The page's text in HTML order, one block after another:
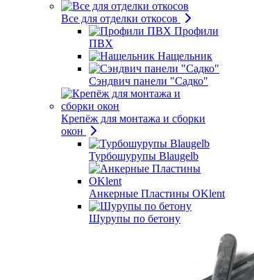
Все для отделки откосов
Профили
ПВХ
Нащельник
Сэндвич панели "Садко"
Крепёж для монтажа и сборки
окон
Турбошурупы Blaugelb
Анкерные Пластины OKlent
Шурупы по бетону